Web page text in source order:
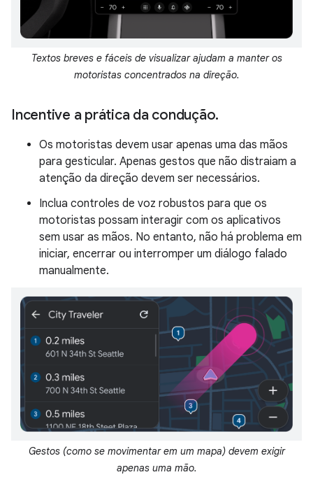
Textos breves e fáceis de visualizar ajudam a manter os
motoristas concentrados na direção.
Incentive a prática da condução.
Os motoristas devem usar apenas uma das mãos
para gesticular. Apenas gestos que não distraiam a
atenção da direção devem ser necessários.
Inclua controles de voz robustos para que os
motoristas possam interagir com os aplicativos
sem usar as mãos. No entanto, não há problema em
iniciar, encerrar ou interromper um diálogo falado
manualmente.
Gestos (como se movimentar em um mapa) devem exigir
apenas uma mão.